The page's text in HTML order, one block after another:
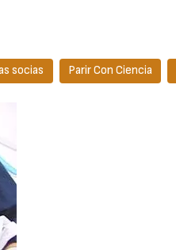
socias Parir Con Ciencia